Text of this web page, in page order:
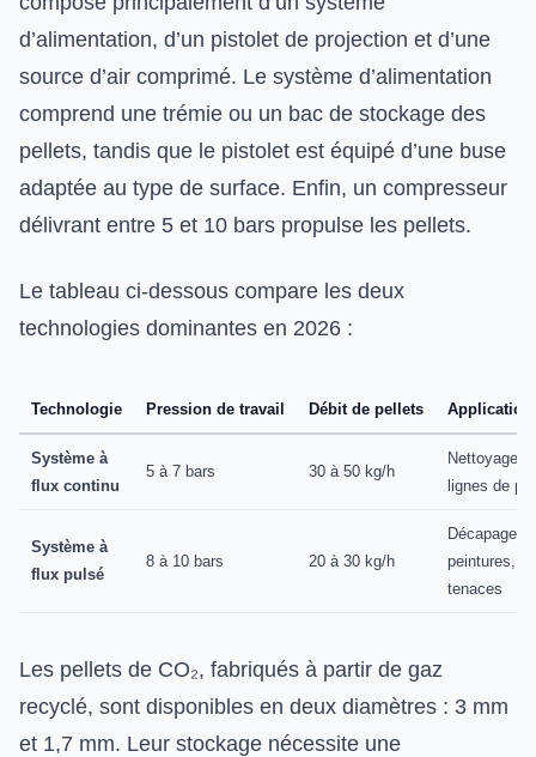
d’alimentation, d’un pistolet de projection et d’une
source d’air comprimé. Le système d’alimentation
comprend une trémie ou un bac de stockage des
pellets, tandis que le pistolet est équipé d’une buse
adaptée au type de surface. Enfin, un compresseur
délivrant entre 5 et 10 bars propulse les pellets.
Le tableau ci-dessous compare les deux
technologies dominantes en 2026 :
Technologie Pression de travail Débit de pellets
Système à
flux continu
5 à 7 bars 30 à 50 kg/h
Nettoyage
lignes de
Système à
flux pulsé
8 à 10 bars 20 à 30 kg/h
Décapage
peintures,
tenaces
Les pellets de CO₂, fabriqués à partir de gaz
recyclé, sont disponibles en deux diamètres : 3 mm
et 1,7 mm. Leur stockage nécessite une